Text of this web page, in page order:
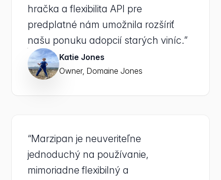
hračka a flexibilita API pre
predplatné nám umožnila rozšíriť
našu ponuku adopcií starých viníc.”
Katie Jones
Owner, Domaine Jones
“Marzipan je neuveriteľne
jednoduchý na používanie,
mimoriadne flexibilný a